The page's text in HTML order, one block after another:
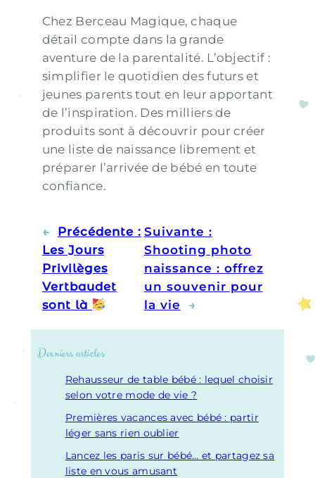
Chez Berceau Magique, chaque
détail compte dans la grande
aventure de la parentalité. L’objectif :
simplifier le quotidien des futurs et
jeunes parents tout en leur apportant
de l’inspiration. Des milliers de
produits sont à découvrir pour créer
une liste de naissance librement et
préparer l’arrivée de bébé en toute
confiance.
←
Précédente :
Les Jours
Privilèges
Vertbaudet
sont là
Suivante :
Shooting photo
naissance : offrez
un souvenir pour
la vie
→
Derniers articles
Rehausseur de table bébé : lequel choisir
selon votre mode de vie ?
Premières vacances avec bébé : partir
léger sans rien oublier
Lancez les paris sur bébé… et partagez sa
liste en vous amusant